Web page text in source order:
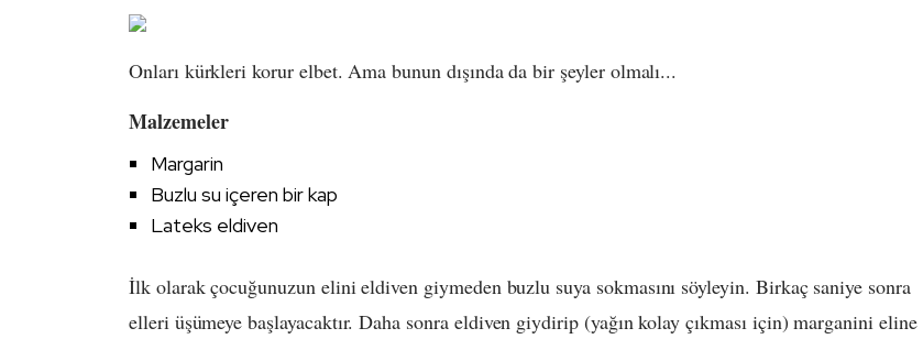
Onları kürkleri korur elbet. Ama bunun dışında da bir şeyler olmalı...
Malzemeler
Margarin
Buzlu su içeren bir kap
​Lateks eldiven
İlk olarak çocuğunuzun elini eldiven giymeden buzlu suya sokmasını söyleyin. Birkaç saniye sonra
elleri üşümeye başlayacaktır. Daha sonra eldiven giydirip (yağın kolay çıkması için) marganini eline